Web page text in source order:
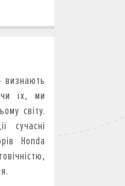
визнають
їх, ми
світу.
сучасні
Honda